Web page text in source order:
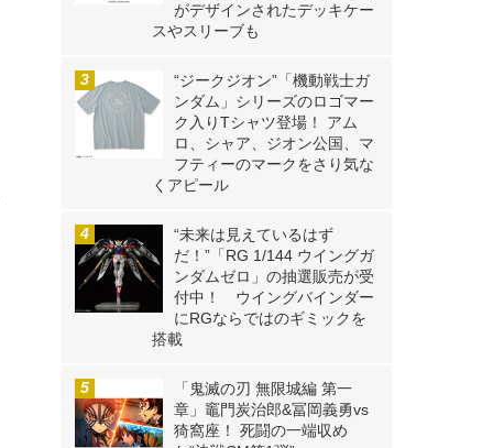
がデザインされたデッキケー
スやスリーブも
“ジークジオン”「機動戦士ガ
ンダム」シリーズのロゴマー
ク入りTシャツ登場！ アム
ロ、シャア、ジオン公国、マ
フティーのマークをさり気な
くアピール
“未来は見えているはず
だ！”「RG 1/144 ウイングガ
ンダムゼロ」の抽選販売が受
付中！ ウイングバインダー
にRGならではのギミックを
搭載
「鬼滅の刃 無限城編 第一
章」竈門炭治郎&冨岡義勇vs
猗窩座！ 死闘の一端収め